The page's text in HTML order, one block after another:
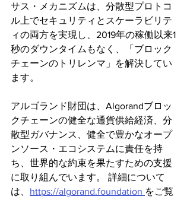
サス・メカニズムは、分散型プロトコ
ル上でセキュリティとスケーラビリテ
ィの両方を実現し、2019年の稼働以来1
秒のダウンタイムもなく、「ブロック
チェーンのトリレンマ」を解決してい
ます。
アルゴランド財団は、Algorandブロッ
クチェーンの健全な通貨供給経済、分
散型ガバナンス、健全で豊かなオープ
ンソース・エコシステムに責任を持
ち、世界的な約束を果たすための支援
に取り組んでいます。 詳細について
は、 https://algorand.foundation をご覧